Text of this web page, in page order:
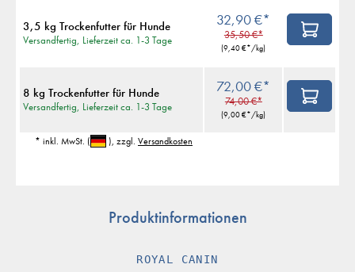
3,5 kg Trockenfutter für Hunde
Versandfertig, Lieferzeit ca. 1-3 Tage
32,90 €*
35,50 €*
(9,40 €*/kg)
8 kg Trockenfutter für Hunde
Versandfertig, Lieferzeit ca. 1-3 Tage
72,00 €*
74,00 €*
(9,00 €*/kg)
* inkl. MwSt. ( ), zzgl. Versandkosten
Produktinformationen
ROYAL CANIN